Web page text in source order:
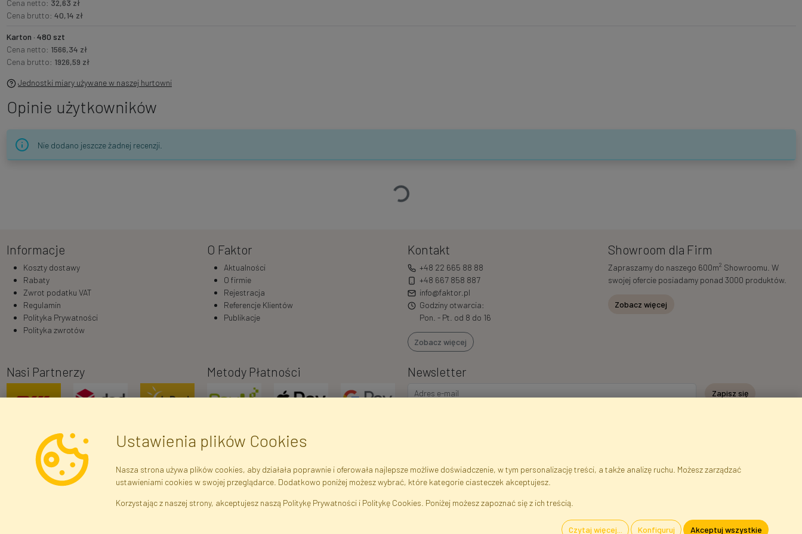
Cena netto: 32,63 zł
Cena brutto: 40,14 zł
Karton · 480 szt
Cena netto: 1566,34 zł
Cena brutto: 1926,59 zł
Jednostki miary używane w naszej hurtowni
Opinie użytkowników
Nie dodano jeszcze żadnej recenzji.
Ładowanie…
Informacje
Koszty dostawy
Rabaty
Zwrot podatku VAT
Regulamin
Polityka Prywatności
Polityka zwrotów
O Faktor
Aktualności
O firmie
Rejestracja
Referencje Klientów
Publikacje
Kontakt
+48 22 665 88 88
+48 667 858 887
info@faktor.pl
Godziny otwarcia:
Pon. - Pt. od 8 do 16
Zobacz więcej
Showroom dla Firm
Zapraszamy do naszego 600m2 Showroomu. W
swojej ofercie posiadamy ponad 3000 produktów.
Zobacz więcej
Nasi Partnerzy Metody Płatności Newsletter
Zapisz się
Dane rejestrowe Regulamin Polityka Prywatności Pomoc Mapa serwisu
Ustawienia plików Cookies
Nasza strona używa plików cookies, aby działała poprawnie i oferowała najlepsze możliwe doświadczenie, w tym personalizację treści, a także analizę ruchu. Możesz zarządzać
ustawieniami cookies w swojej przeglądarce. Dodatkowo poniżej możesz wybrać, które kategorie ciasteczek akceptujesz.
Korzystając z naszej strony, akceptujesz naszą Politykę Prywatności i Politykę Cookies. Poniżej możesz zapoznać się z ich treścią.
Czytaj więcej... Konfiguruj Akceptuj wszystkie